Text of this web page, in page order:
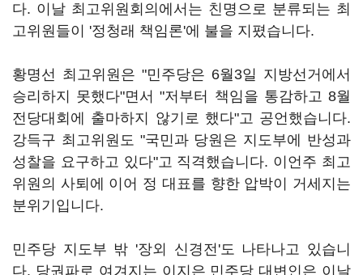
다. 이날 최고위원회의에서는 친명으로 분류되는 최
고위원들이 '정청래 책임론'에 불을 지폈습니다.
황명선 최고위원은 "민주당은 6월3일 지방선거에서
승리하지 못했다"면서 "저부터 책임을 통감하고 8월
전당대회에 출마하지 않기로 했다"고 공언했습니다.
강득구 최고위원도 "국민과 당원은 지도부에 반성과
성찰을 요구하고 있다"고 직격했습니다. 이언주 최고
위원의 사퇴에 이어 정 대표를 향한 압박이 거세지는
분위기입니다.
민주당 지도부 밖 '장외 신경전'도 나타나고 있습니
다. 당권파로 여겨지는 이지은 민주당 대변인은 이날